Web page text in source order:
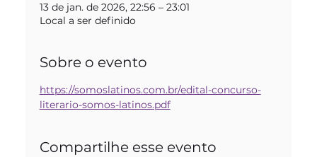
13 de jan. de 2026, 22:56 – 23:01
Local a ser definido
Sobre o evento
https://somoslatinos.com.br/edital-concurso-
literario-somos-latinos.pdf
Compartilhe esse evento